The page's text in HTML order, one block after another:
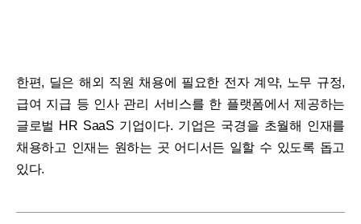
한편, 딜은 해외 직원 채용에 필요한 전자 계약, 노무 규정,
급여 지급 등 인사 관리 서비스를 한 플랫폼에서 제공하는
글로벌 HR SaaS 기업이다. 기업은 국경을 초월해 인재를
채용하고 인재는 원하는 곳 어디서든 일할 수 있도록 돕고
있다.